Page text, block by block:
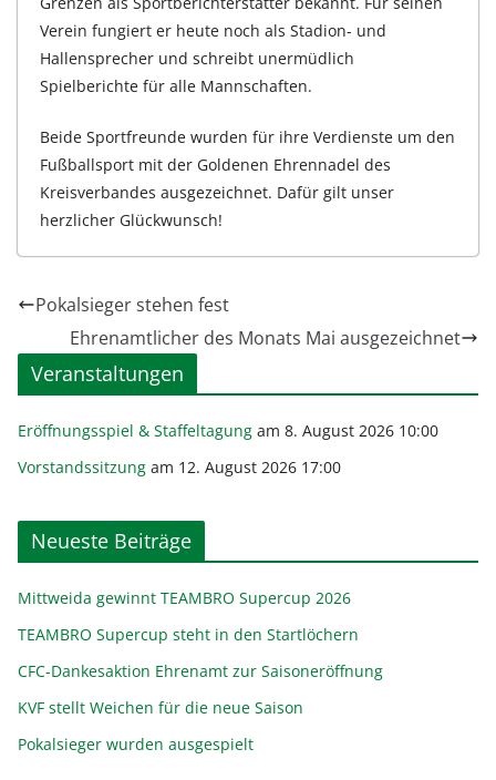
Verein fungiert er heute noch als Stadion- und
Hallensprecher und schreibt unermüdlich
Spielberichte für alle Mannschaften.
Beide Sportfreunde wurden für ihre Verdienste um den
Fußballsport mit der Goldenen Ehrennadel des
Kreisverbandes ausgezeichnet. Dafür gilt unser
herzlicher Glückwunsch!
Pokalsieger stehen fest
Ehrenamtlicher des Monats Mai ausgezeichnet
Veranstaltungen
Eröffnungsspiel & Staffeltagung am 8. August 2026 10:00
Vorstandssitzung am 12. August 2026 17:00
Neueste Beiträge
Mittweida gewinnt TEAMBRO Supercup 2026
TEAMBRO Supercup steht in den Startlöchern
CFC-Dankesaktion Ehrenamt zur Saisoneröffnung
KVF stellt Weichen für die neue Saison
Pokalsieger wurden ausgespielt